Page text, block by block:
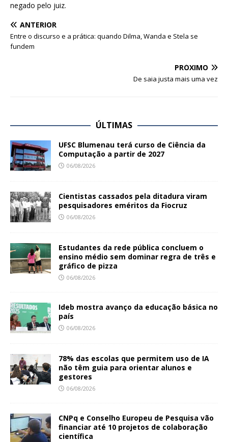
negado pelo juiz.
ANTERIOR
Entre o discurso e a prática: quando Dilma, Wanda e Stela se
fundem
PRÓXIMO
De saia justa mais uma vez
ÚLTIMAS
UFSC Blumenau terá curso de Ciência da
Computação a partir de 2027
06/08/2026
Cientistas cassados pela ditadura viram
pesquisadores eméritos da Fiocruz
06/08/2026
Estudantes da rede pública concluem o
ensino médio sem dominar regra de três e
gráfico de pizza
06/08/2026
Ideb mostra avanço da educação básica no
país
06/08/2026
78% das escolas que permitem uso de IA
não têm guia para orientar alunos e
gestores
06/08/2026
CNPq e Conselho Europeu de Pesquisa vão
financiar até 10 projetos de colaboração
científica